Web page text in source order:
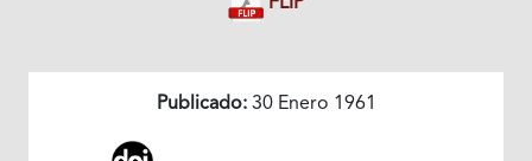
Publicado:30 Enero 1961